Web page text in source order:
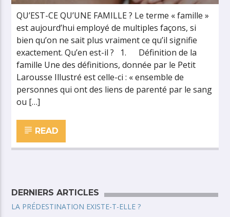
QU’EST-CE QU’UNE FAMILLE ? Le terme « famille »
est aujourd’hui employé de multiples façons, si
bien qu’on ne sait plus vraiment ce qu’il signifie
exactement. Qu’en est-il ? 1. Définition de la
famille Une des définitions, donnée par le Petit
Larousse Illustré est celle-ci : « ensemble de
personnes qui ont des liens de parenté par le sang
ou […]
READ
DERNIERS ARTICLES
LA PRÉDESTINATION EXISTE-T-ELLE ?